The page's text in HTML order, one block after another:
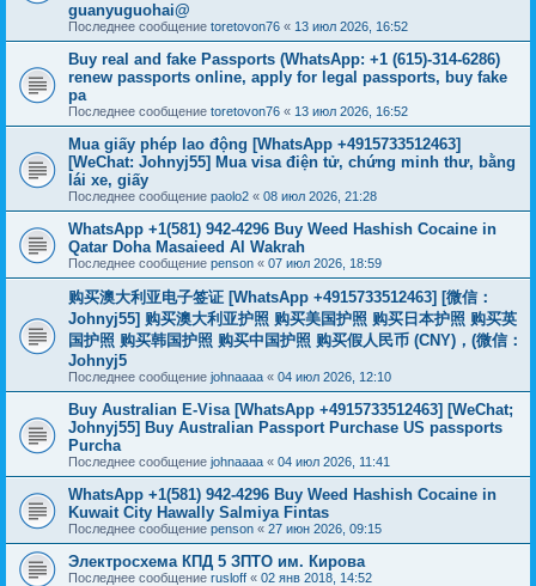
guanyuguohai@
Последнее сообщение toretovon76 « 13 июл 2026, 16:52
Buy real and fake Passports (WhatsApp: +1 (615)-314-6286)
renew passports online, apply for legal passports, buy fake
pa
Последнее сообщение toretovon76 « 13 июл 2026, 16:52
Mua giấy phép lao động [WhatsApp +4915733512463]
[WeChat: Johnyj55] Mua visa điện tử, chứng minh thư, bằng
lái xe, giấy
Последнее сообщение paolo2 « 08 июл 2026, 21:28
WhatsApp +1(581) 942-4296 Buy Weed Hashish Cocaine in
Qatar Doha Masaieed Al Wakrah
Последнее сообщение penson « 07 июл 2026, 18:59
购买澳大利亚电子签证 [WhatsApp +4915733512463] [微信：
Johnyj55] 购买澳大利亚护照 购买美国护照 购买日本护照 购买英
国护照 购买韩国护照 购买中国护照 购买假人民币 (CNY)，(微信：
Johnyj5
Последнее сообщение johnaaaa « 04 июл 2026, 12:10
Buy Australian E-Visa [WhatsApp +4915733512463] [WeChat;
Johnyj55] Buy Australian Passport Purchase US passports
Purcha
Последнее сообщение johnaaaa « 04 июл 2026, 11:41
WhatsApp +1(581) 942-4296 Buy Weed Hashish Cocaine in
Kuwait City Hawally Salmiya Fintas
Последнее сообщение penson « 27 июн 2026, 09:15
Электросхема КПД 5 ЗПТО им. Кирова
Последнее сообщение rusloff « 02 янв 2018, 14:52